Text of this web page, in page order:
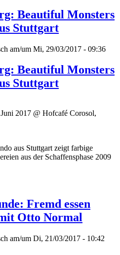
Beautiful Monsters
Stuttgart
am/um Mi, 29/03/2017 - 09:36
Beautiful Monsters
Stuttgart
2017 @ Hofcafé Corosol,
aus Stuttgart zeigt farbige
aus der Schaffensphase 2009
Fremd essen
Otto Normal
am/um Di, 21/03/2017 - 10:42